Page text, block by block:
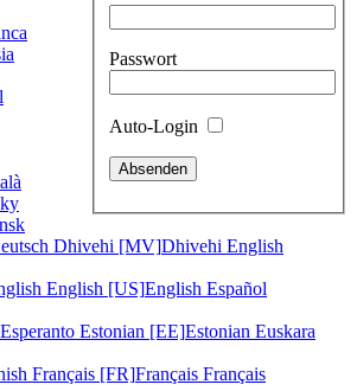
Passwort
Auto-Login
Dhivehi [MV]Dhivehi English
English [US]English Español
Esperanto Estonian [EE]Estonian Euskara
Français [FR]Français Français